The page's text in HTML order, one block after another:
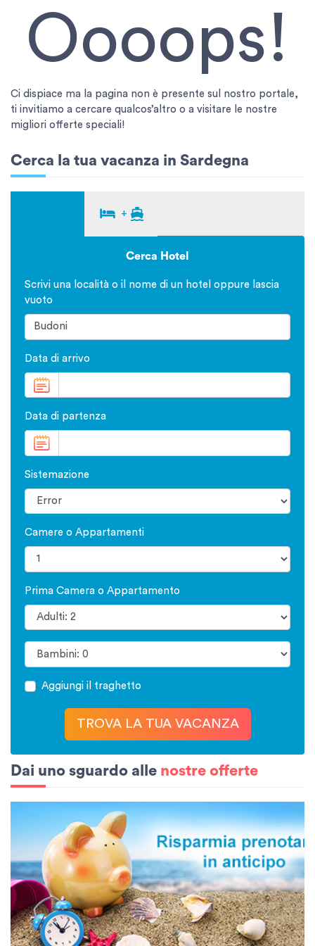
Oooops!
Ci dispiace ma la pagina non è presente sul nostro portale,
ti invitiamo a cercare qualcos’altro o a visitare le nostre
migliori offerte speciali!
Cerca la tua vacanza in Sardegna
+
Cerca Hotel
Scrivi una località o il nome di un hotel oppure lascia
vuoto
Data di arrivo
Data di partenza
Sistemazione
Camere o Appartamenti
Prima Camera o Appartamento
Aggiungi il traghetto
TROVA LA TUA VACANZA
Dai uno sguardo alle nostre offerte